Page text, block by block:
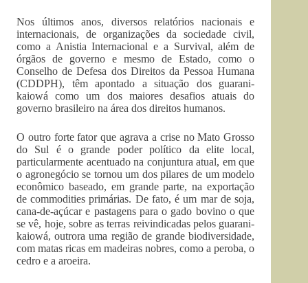
Nos últimos anos, diversos relatórios nacionais e
internacionais, de organizações da sociedade civil,
como a Anistia Internacional e a Survival, além de
órgãos de governo e mesmo de Estado, como o
Conselho de Defesa dos Direitos da Pessoa Humana
(CDDPH), têm apontado a situação dos guarani-
kaiowá como um dos maiores desafios atuais do
governo brasileiro na área dos direitos humanos.
O outro forte fator que agrava a crise no Mato Grosso
do Sul é o grande poder político da elite local,
particularmente acentuado na conjuntura atual, em que
o agronegócio se tornou um dos pilares de um modelo
econômico baseado, em grande parte, na exportação
de commodities primárias. De fato, é um mar de soja,
cana-de-açúcar e pastagens para o gado bovino o que
se vê, hoje, sobre as terras reivindicadas pelos guarani-
kaiowá, outrora uma região de grande biodiversidade,
com matas ricas em madeiras nobres, como a peroba, o
cedro e a aroeira.